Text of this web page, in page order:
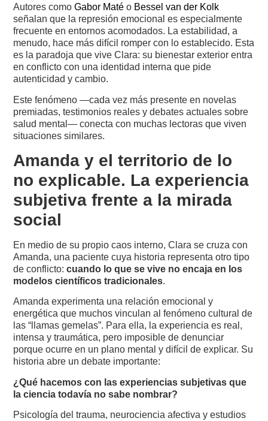
Autores comoGabor Maté o Bessel van der Kolk
señalan que la represión emocional es especialmente
frecuente en entornos acomodados. La estabilidad, a
menudo, hace más difícil romper con lo establecido. Esta
es la paradoja que vive Clara: su bienestar exterior entra
en conflicto con una identidad interna que pide
autenticidad y cambio.
Este fenómeno —cada vez más presente en novelas
premiadas, testimonios reales y debates actuales sobre
salud mental— conecta con muchas lectoras que viven
situaciones similares.
Amanda y el territorio de lo
no explicable. La experiencia
subjetiva frente a la mirada
social
En medio de su propio caos interno, Clara se cruza con
Amanda, una paciente cuya historia representa otro tipo
de conflicto:cuando lo que se vive no encaja en los
modelos científicos tradicionales.
Amanda experimenta una relación emocional y
energética que muchos vinculan al fenómeno cultural de
las “llamas gemelas”. Para ella, la experiencia es real,
intensa y traumática, pero imposible de denunciar
porque ocurre en un plano mental y difícil de explicar. Su
historia abre un debate importante:
¿Qué hacemos con las experiencias subjetivas que
la ciencia todavía no sabe nombrar?
Psicología del trauma, neurociencia afectiva y estudios